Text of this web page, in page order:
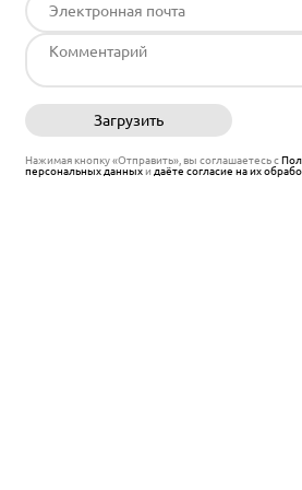
Загрузить
Нажимая кнопку «Отправить», вы соглашаетесь с
персональных данныхи даёте согласие на их